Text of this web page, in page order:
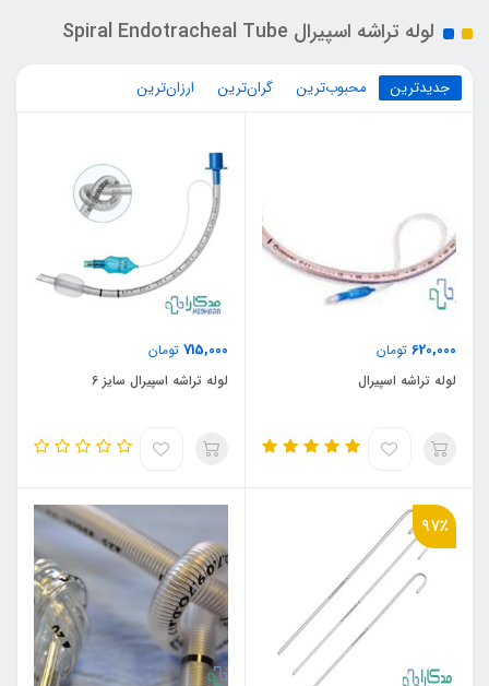
لوله تراشه اسپیرال Spiral Endotracheal Tube
جدیدترین محبوب‌ترین گران‌ترین ارزان‌ترین
620,000 تومان
لوله تراشه اسپیرال
715,000 تومان
لوله تراشه اسپیرال سایز 6
97٪